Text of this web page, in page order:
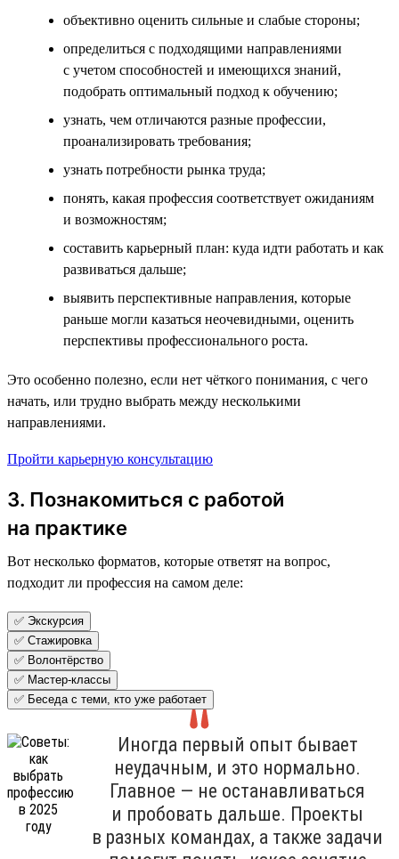
объективно оценить сильные и слабые стороны;
определиться с подходящими направлениями
с учетом способностей и имеющихся знаний,
подобрать оптимальный подход к обучению;
узнать, чем отличаются разные профессии,
проанализировать требования;
узнать потребности рынка труда;
понять, какая профессия соответствует ожиданиям
и возможностям;
составить карьерный план: куда идти работать и как
развиваться дальше;
выявить перспективные направления, которые
раньше могли казаться неочевидными, оценить
перспективы профессионального роста.
Это особенно полезно, если нет чёткого понимания, с чего
начать, или трудно выбрать между несколькими
направлениями.
Пройти карьерную консультацию
3. Познакомиться с работой
на практике
Вот несколько форматов, которые ответят на вопрос,
подходит ли профессия на самом деле:
✅ Экскурсия
✅ Стажировка
✅ Волонтёрство
✅ Мастер-классы
✅ Беседа с теми, кто уже работает
Иногда первый опыт бывает
неудачным, и это нормально.
Главное — не останавливаться
и пробовать дальше. Проекты
в разных командах, а также задачи